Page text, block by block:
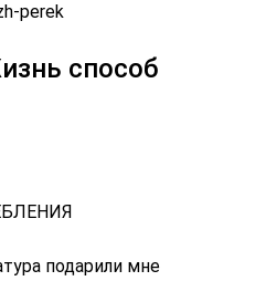
perek
способ
подарили мне